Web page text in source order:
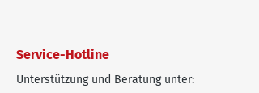
Service-Hotline
Unterstützung und Beratung unter: